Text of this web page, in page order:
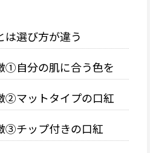
は選び方が違う
①自分の肌に合う色を
②マットタイプの口紅
③チップ付きの口紅